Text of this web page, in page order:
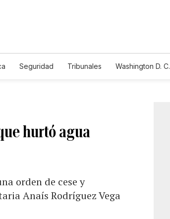
Seguridad Tribunales Washington D. C.
hurtó agua
orden de cese y
Anaís Rodríguez Vega